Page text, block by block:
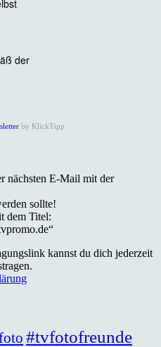
by KlickTipp
nächsten E-Mail mit der
sollte!
dem Titel:
kannst du dich jederzeit
#tvfotofreunde